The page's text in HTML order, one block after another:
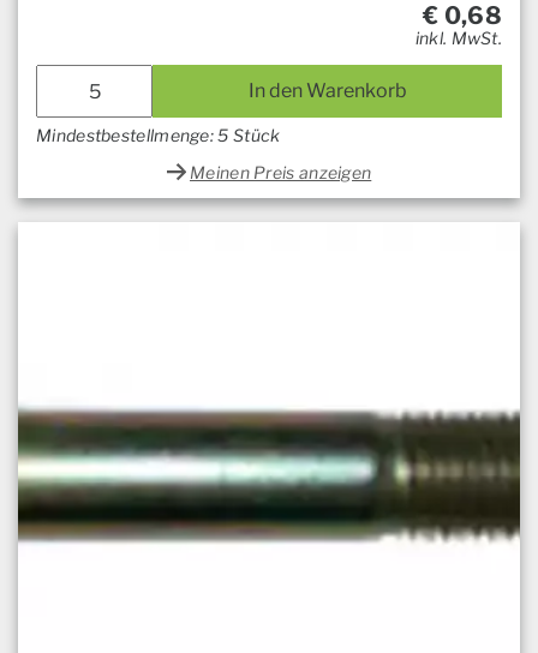
€ 0,68
inkl. MwSt.
In den Warenkorb
Mindestbestellmenge: 5 Stück
Meinen Preis anzeigen